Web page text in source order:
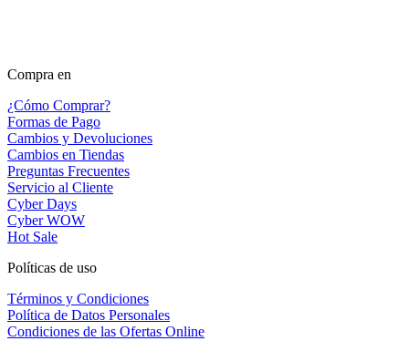
Compra en
¿Cómo Comprar?
Formas de Pago
Cambios y Devoluciones
Cambios en Tiendas
Preguntas Frecuentes
Servicio al Cliente
Cyber Days
Cyber WOW
Hot Sale
Políticas de uso
Términos y Condiciones
Política de Datos Personales
Condiciones de las Ofertas Online